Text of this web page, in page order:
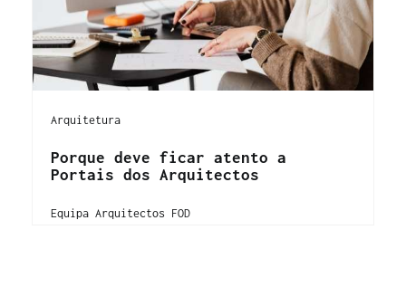
Arquitetura
Porque deve ficar atento a
Portais dos Arquitectos
Equipa Arquitectos FOD